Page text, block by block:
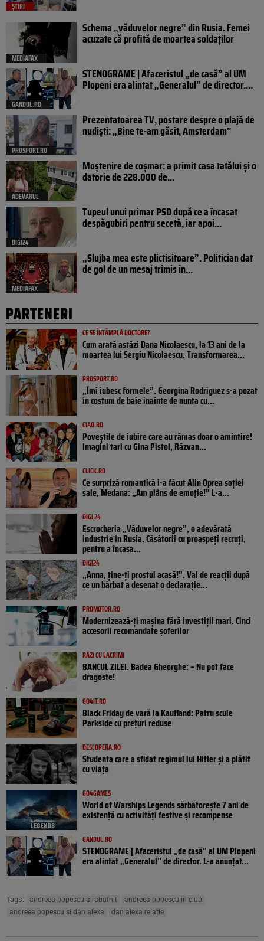
ȘTIRI
MEDIAFAX
Schema „văduvelor negre” din Rusia. Femei
acuzate că profită de moartea soldaților
GANDUL.RO
STENOGRAME | Afaceristul „de casă” al UM
Plopeni era alintat „Generalul” de director....
PROSPORT.RO
Prezentatoarea TV, postare despre o plajă de
nudiști: „Bine te-am găsit, Amsterdam”
ADEVARUL
Moștenire de coșmar: a primit casa tatălui și o
datorie de 228.000 de...
DIGI24
Tupeul unui primar PSD după ce a încasat
despăgubiri pentru secetă, iar apoi...
MEDIAFAX
„Slujba mea este plictisitoare”. Politician dat
de gol de un mesaj trimis în...
PARTENERI
CE SE ÎNTÂMPLĂ DOCTORE?
Cum arată astăzi Dana Nicolaescu, la 13 ani de la
moartea lui Sergiu Nicolaescu. Transformarea...
PROSPORT.RO
„Îmi iubesc formele”. Georgina Rodriguez s-a pozat
în costum de baie înainte de nunta cu...
CIAO.RO
Poveştile de iubire care au rămas doar o amintire!
Imagini tari cu Gina Pistol, Răzvan...
CLICK.RO
Ce surpriză romantică i-a făcut Alin Oprea soției
sale, Medana: „Am plâns de emoție!” L-a...
DIGI 24
Escrocheria „Văduvelor negre”, o adevărată
industrie în Rusia. Căsătorii cu proaspeți recruți,
pentru a încasa...
DIGI24
„Anna, ţine-ţi prostul acasă!”. Val de reacții după
ce un bărbat a desenat o declarație...
PROMOTOR.RO
Modernizează-ți mașina fără investiții mari. Cinci
accesorii recomandate șoferilor
RÂZI CU LACRIMI
BANCUL ZILEI. Badea Gheorghe: – Nu pot face
dragoste!
GO4IT.RO
Black Friday de vară la Kaufland: Patru scule
Parkside cu prețuri reduse
DESCOPERA.RO
Studenta care a sfidat regimul lui Hitler și a plătit
cu viața
GO4GAMES
World of Warships Legends sărbătorește 7 ani de
existență cu activități festive și recompense
GANDUL.RO
STENOGRAME | Afaceristul „de casă” al UM Plopeni
era alintat „Generalul” de director. L-a anunțat...
Tags: andreea popescu a rabufnit
andreea popescu in club
andreea popescu si dan alexa
dan alexa relatie